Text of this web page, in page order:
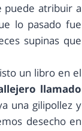
puede atribuir a
lo pasado fue
supinas que
un libro en el
llamado
una gilipollez y
desecho en